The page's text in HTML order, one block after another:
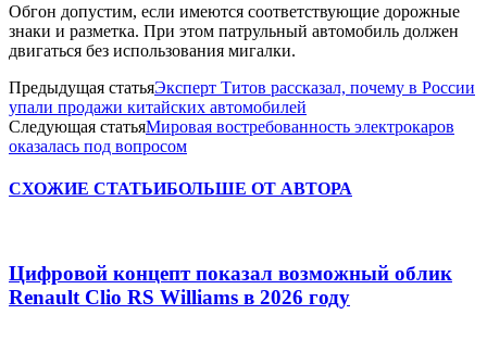
Обгон допустим, если имеются соответствующие дорожные
знаки и разметка. При этом патрульный автомобиль должен
двигаться без использования мигалки.
Предыдущая статьяЭксперт Титов рассказал, почему в России
упали продажи китайских автомобилей
Следующая статьяМировая востребованность электрокаров
оказалась под вопросом
СХОЖИЕ СТАТЬИБОЛЬШЕ ОТ АВТОРА
Цифровой концепт показал возможный облик
Renault Clio RS Williams в 2026 году